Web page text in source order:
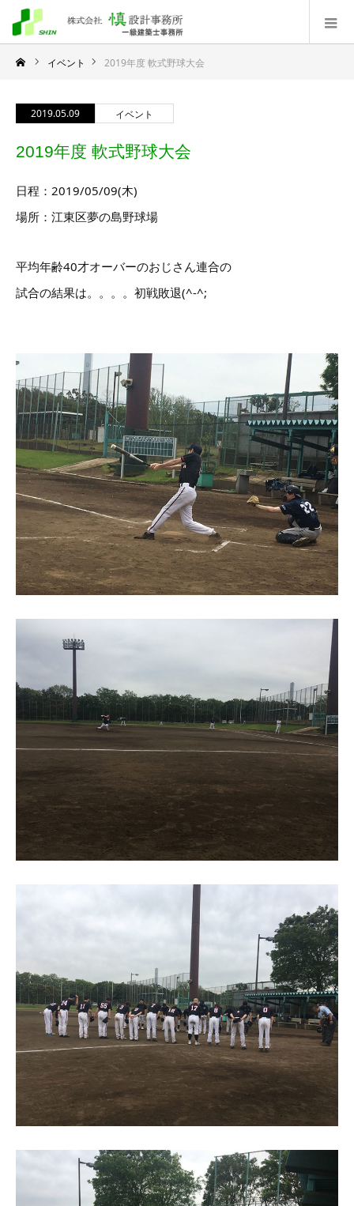
イベント 2019年度 軟式野球大会
2019.05.09 イベント
2019年度 軟式野球大会
日程：2019/05/09(木)
場所：江東区夢の島野球場
平均年齢40才オーバーのおじさん連合の
試合の結果は。。。。初戦敗退(^-^;